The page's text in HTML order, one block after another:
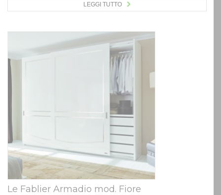
LEGGI TUTTO
Le Fablier Armadio mod. Fiore